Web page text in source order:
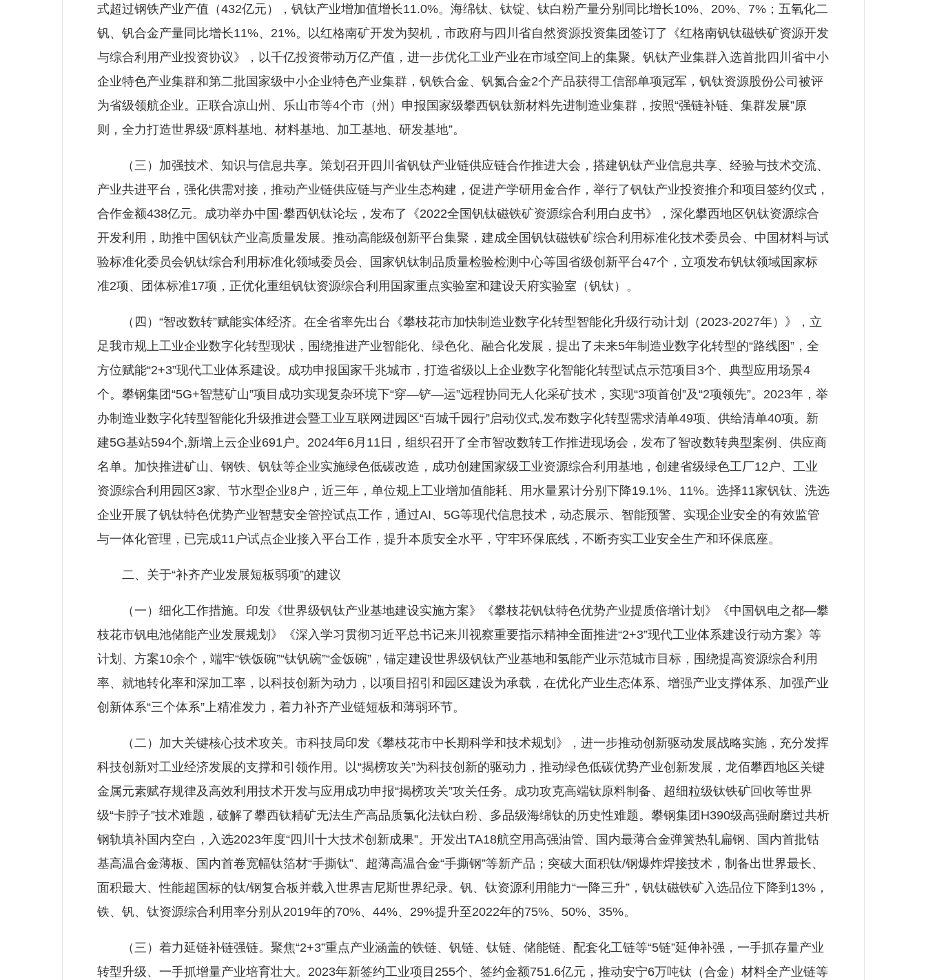
式超过钢铁产业产值（432亿元），钒钛产业增加值增长11.0%。海绵钛、钛锭、钛白粉产量分别同比增长10%、20%、7%；五氧化二
钒、钒合金产量同比增长11%、21%。以红格南矿开发为契机，市政府与四川省自然资源投资集团签订了《红格南钒钛磁铁矿资源开发
与综合利用产业投资协议》，以千亿投资带动万亿产值，进一步优化工业产业在市域空间上的集聚。钒钛产业集群入选首批四川省中小
企业特色产业集群和第二批国家级中小企业特色产业集群，钒铁合金、钒氮合金2个产品获得工信部单项冠军，钒钛资源股份公司被评
为省级领航企业。正联合凉山州、乐山市等4个市（州）申报国家级攀西钒钛新材料先进制造业集群，按照“强链补链、集群发展”原
则，全力打造世界级“原料基地、材料基地、加工基地、研发基地”。
（三）加强技术、知识与信息共享。策划召开四川省钒钛产业链供应链合作推进大会，搭建钒钛产业信息共享、经验与技术交流、
产业共进平台，强化供需对接，推动产业链供应链与产业生态构建，促进产学研用金合作，举行了钒钛产业投资推介和项目签约仪式，
合作金额438亿元。成功举办中国·攀西钒钛论坛，发布了《2022全国钒钛磁铁矿资源综合利用白皮书》，深化攀西地区钒钛资源综合
开发利用，助推中国钒钛产业高质量发展。推动高能级创新平台集聚，建成全国钒钛磁铁矿综合利用标准化技术委员会、中国材料与试
验标准化委员会钒钛综合利用标准化领域委员会、国家钒钛制品质量检验检测中心等国省级创新平台47个，立项发布钒钛领域国家标
准2项、团体标准17项，正优化重组钒钛资源综合利用国家重点实验室和建设天府实验室（钒钛）。
（四）“智改数转”赋能实体经济。在全省率先出台《攀枝花市加快制造业数字化转型智能化升级行动计划（2023-2027年）》，立
足我市规上工业企业数字化转型现状，围绕推进产业智能化、绿色化、融合化发展，提出了未来5年制造业数字化转型的“路线图”，全
方位赋能“2+3”现代工业体系建设。成功申报国家千兆城市，打造省级以上企业数字化智能化转型试点示范项目3个、典型应用场景4
个。攀钢集团“5G+智慧矿山”项目成功实现复杂环境下“穿—铲—运”远程协同无人化采矿技术，实现“3项首创”及“2项领先”。2023年，举
办制造业数字化转型智能化升级推进会暨工业互联网进园区“百城千园行”启动仪式,发布数字化转型需求清单49项、供给清单40项。新
建5G基站594个,新增上云企业691户。2024年6月11日，组织召开了全市智改数转工作推进现场会，发布了智改数转典型案例、供应商
名单。加快推进矿山、钢铁、钒钛等企业实施绿色低碳改造，成功创建国家级工业资源综合利用基地，创建省级绿色工厂12户、工业
资源综合利用园区3家、节水型企业8户，近三年，单位规上工业增加值能耗、用水量累计分别下降19.1%、11%。选择11家钒钛、洗选
企业开展了钒钛特色优势产业智慧安全管控试点工作，通过AI、5G等现代信息技术，动态展示、智能预警、实现企业安全的有效监管
与一体化管理，已完成11户试点企业接入平台工作，提升本质安全水平，守牢环保底线，不断夯实工业安全生产和环保底座。
二、关于“补齐产业发展短板弱项”的建议
（一）细化工作措施。印发《世界级钒钛产业基地建设实施方案》《攀枝花钒钛特色优势产业提质倍增计划》《中国钒电之都—攀
枝花市钒电池储能产业发展规划》《深入学习贯彻习近平总书记来川视察重要指示精神全面推进“2+3”现代工业体系建设行动方案》等
计划、方案10余个，端牢“铁饭碗”“钛钒碗”“金饭碗”，锚定建设世界级钒钛产业基地和氢能产业示范城市目标，围绕提高资源综合利用
率、就地转化率和深加工率，以科技创新为动力，以项目招引和园区建设为承载，在优化产业生态体系、增强产业支撑体系、加强产业
创新体系“三个体系”上精准发力，着力补齐产业链短板和薄弱环节。
（二）加大关键核心技术攻关。市科技局印发《攀枝花市中长期科学和技术规划》，进一步推动创新驱动发展战略实施，充分发挥
科技创新对工业经济发展的支撑和引领作用。以“揭榜攻关”为科技创新的驱动力，推动绿色低碳优势产业创新发展，龙佰攀西地区关键
金属元素赋存规律及高效利用技术开发与应用成功申报“揭榜攻关”攻关任务。成功攻克高端钛原料制备、超细粒级钛铁矿回收等世界
级“卡脖子”技术难题，破解了攀西钛精矿无法生产高品质氯化法钛白粉、多品级海绵钛的历史性难题。攀钢集团H390级高强耐磨过共析
钢轨填补国内空白，入选2023年度“四川十大技术创新成果”。开发出TA18航空用高强油管、国内最薄合金弹簧热轧扁钢、国内首批钴
基高温合金薄板、国内首卷宽幅钛箔材“手撕钛”、超薄高温合金“手撕钢”等新产品；突破大面积钛/钢爆炸焊接技术，制备出世界最长、
面积最大、性能超国标的钛/钢复合板并载入世界吉尼斯世界纪录。钒、钛资源利用能力“一降三升”，钒钛磁铁矿入选品位下降到13%，
铁、钒、钛资源综合利用率分别从2019年的70%、44%、29%提升至2022年的75%、50%、35%。
（三）着力延链补链强链。聚焦“2+3”重点产业涵盖的铁链、钒链、钛链、储能链、配套化工链等“5链”延伸补强，一手抓存量产业
转型升级、一手抓增量产业培育壮大。2023年新签约工业项目255个、签约金额751.6亿元，推动安宁6万吨钛（合金）材料全产业链等